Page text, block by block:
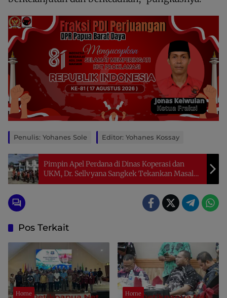
Penulis: Yohanes Sole Editor: Yohanes Kossay
Pimpin Apel Perdana di Dinas Koperasi dan
UKM, Dr. Sellvyana Sangkek Tekankan Masalah
Disiplin dan Kerja Tim
Pos Terkait
Home Home